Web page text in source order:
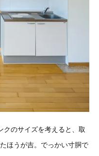
クのサイズを考えると、取
ほうが吉。でっかい寸胴で